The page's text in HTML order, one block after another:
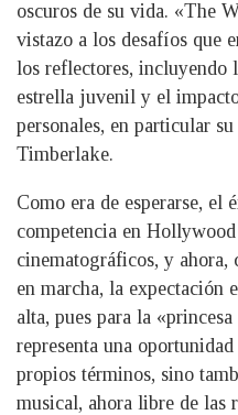
oscuros de su vida. «The
vistazo a los desafíos que
los reflectores, incluyendo
estrella juvenil y el
personales, en particular
Timberlake.
Como era de esperarse, el
competencia en
cinematográficos, y
en marcha, la expectación
alta, pues para la
representa una
propios términos, sino
musical, ahora libre de las